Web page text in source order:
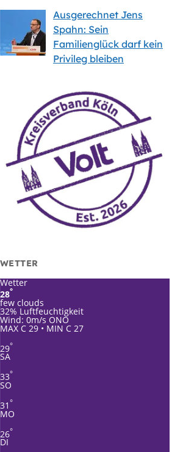
Ausgerechnet Jens
Spahn: Sein
Familienglück darf kein
Privileg bleiben
WETTER
Wetter
28°
few clouds
32% Luftfeuchtigkeit
Wind: 0m/s ONO
MAX C 29 • MIN C 27
29°
SA
33°
SO
31°
MO
26°
DI